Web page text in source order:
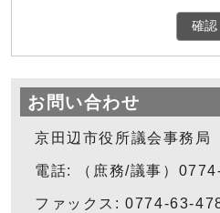
確認
お問い合わせ
京田辺市役所議会事務局
電話: （庶務/議事）
ファックス: 0774-63-